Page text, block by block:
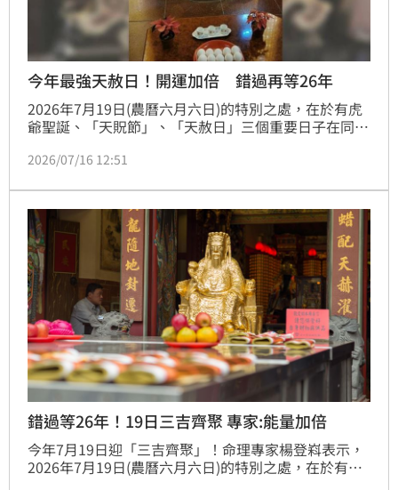
今年最強天赦日！開運加倍 錯過再等26年
2026年7月19日(農曆六月六日)的特別之處，在於有虎
爺聖誕、「天貺節」、「天赦日」三個重要日子在同一
2026/07/16 12:51
錯過等26年！19日三吉齊聚 專家:能量加倍
今年7月19日迎「三吉齊聚」！命理專家楊登嵙表示，
2026年7月19日(農曆六月六日)的特別之處，在於有虎